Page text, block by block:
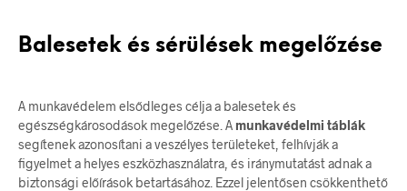
Balesetek és sérülések megelőzése
A munkavédelem elsődleges célja a balesetek és
egészségkárosodások megelőzése. A munkavédelmi táblák
segítenek azonosítani a veszélyes területeket, felhívják a
figyelmet a helyes eszközhasználatra, és iránymutatást adnak a
biztonsági előírások betartásához. Ezzel jelentősen csökkenthető